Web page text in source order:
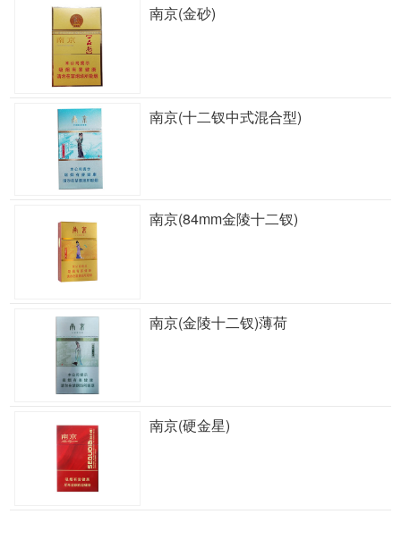
南京(金砂)
南京(十二钗中式混合型)
南京(84mm金陵十二钗)
南京(金陵十二钗)薄荷
南京(硬金星)